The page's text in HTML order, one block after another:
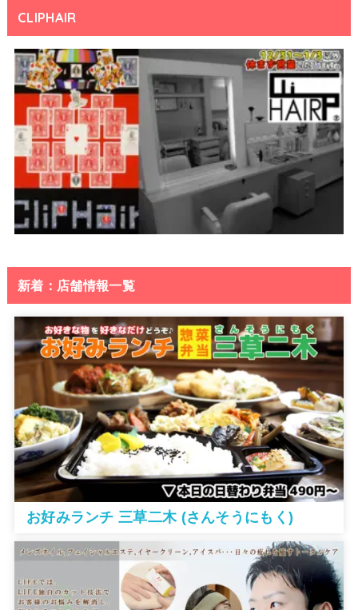
CLIPHAIR
新着：店舗情報一覧
お好みランチ 三草二木 (さんそうにもく)